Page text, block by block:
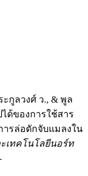
ะกูลวงศ์ ว., & พูล
ได้ของการใช้สาร
ารล่อดักจับแมลงใน
เทคโนโลยีนอร์ท